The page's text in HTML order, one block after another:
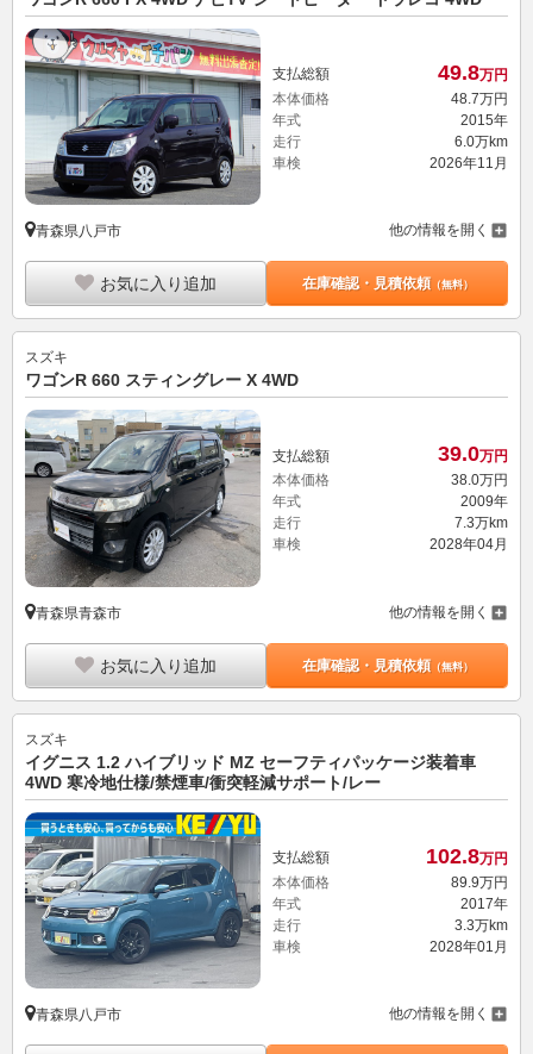
支払総額 49.8万円
本体価格
48. 7万円
年式
2015年
走行
6.0万km
車検
2026年11月
青森県八戸市 他の情報を開く
お気に入り追加 在庫確認・見積依頼（無料）
スズキ
ワゴンR 660 スティングレー X 4WD
支払総額 39.0万円
本体価格
38.0万円
年式
2009年
走行
7.3万km
車検
2028年04月
青森県青森市 他の情報を開く
お気に入り追加 在庫確認・見積依頼（無料）
スズキ
イグニス 1.2 ハイブリッド MZ セーフティパッケージ装着車
4WD 寒冷地仕様/禁煙車/衝突軽減サポート/レー
支払総額 102.8万円
本体価格
89. 9万円
年式
2017年
走行
3.3万km
車検
2028年01月
青森県八戸市 他の情報を開く